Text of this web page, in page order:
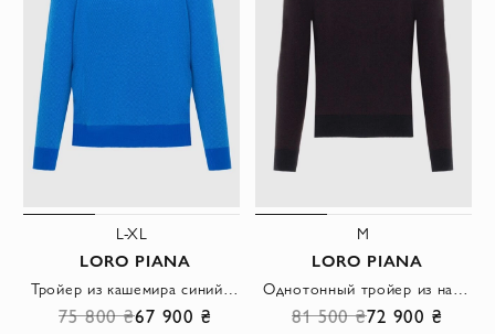
L-XL
LORO PIANA
Тройер из кашемира синий мужской
75 800 ₴67 900 ₴
M
LORO PIANA
Однотонный тройер из натурального кашемира с воротником на молнии
81 500 ₴72 900 ₴